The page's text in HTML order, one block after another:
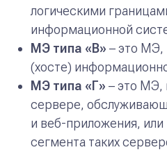
логическими
информационной
МЭ типа «В» – это МЭ,
(хосте)
МЭ типа «Г» – это МЭ,
сервере,
и веб-приложения,
сегмента таких